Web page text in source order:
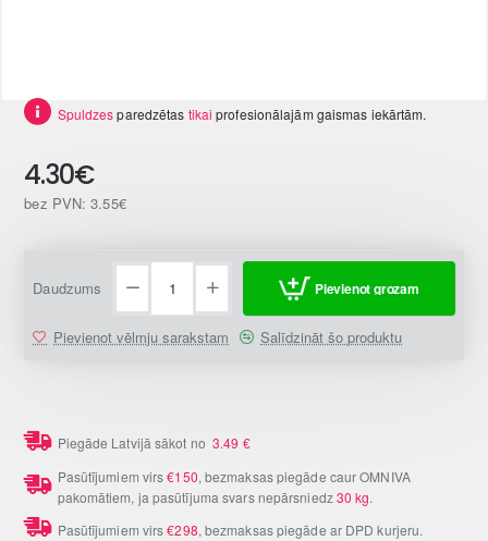
Spuldzesparedzētas tikai profesionālajām gaismas iekārtām.
4.30€
bez PVN: 3.55€
Daudzums Pievienot grozam
Pievienot vēlmju sarakstam Salīdzināt šo produktu
Piegāde Latvijā sākot no3.49 €
Pasūtījumiem virs€150, bezmaksas piegāde caur OMNIVA
pakomātiem, ja pasūtījuma svars nepārsniedz30 kg.
Pasūtījumiem virs€298, bezmaksas piegāde ar DPD kurjeru.